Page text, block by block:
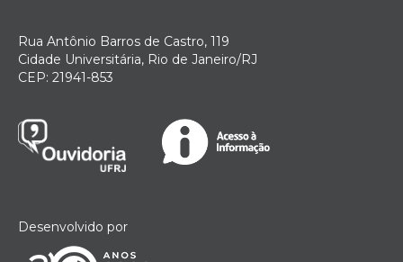
Rua Antônio Barros de Castro, 119
Cidade Universitária, Rio de Janeiro/RJ
CEP: 21941-853
Desenvolvido por